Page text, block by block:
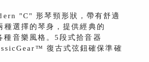
"C" 形琴頸形狀，帶有舒適
選擇的琴身，提供經典的
音樂風格。5段式拾音器
復古式弦鈕確保準確